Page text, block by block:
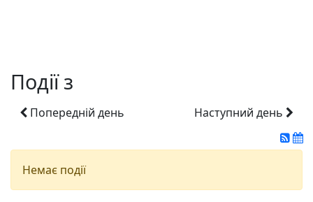
Події з
Попередній день Наступний день
Немає події